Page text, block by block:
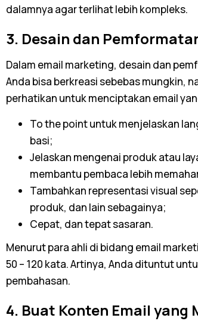
dalamnya agar terlihat lebih kompleks.
3. Desain dan
Dalam email marketing, desain dan
Anda bisa berkreasi sebebas mungkin,
perhatikan untuk menciptakan email
To the pointuntuk menjelaskan
basi;
Jelaskan mengenai produk atau
membantu pembaca lebih
Tambahkan representasi visual
produk, dan lain sebagainya;
Cepat, dan tepat sasaran.
Menurut para ahli di bidang email
50 – 120 kata. Artinya, Anda dituntut
pembahasan.
4. Buat Konten Email yang